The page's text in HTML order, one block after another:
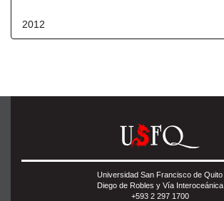
2012
Universidad San Francisco de Quito
Diego de Robles y Vía Interoceánica
+593 2 297 1700